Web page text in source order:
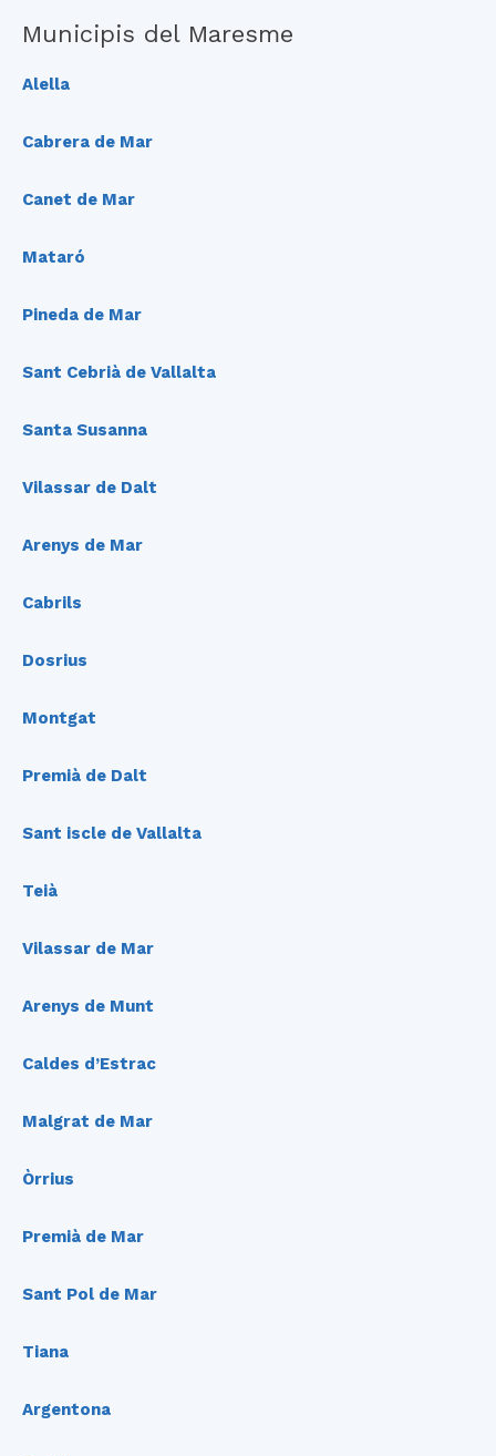
Municipis del Maresme
Alella
Cabrera de Mar
Canet de Mar
Mataró
Pineda de Mar
Sant Cebrià de Vallalta
Santa Susanna
Vilassar de Dalt
Arenys de Mar
Cabrils
Dosrius
Montgat
Premià de Dalt
Sant iscle de Vallalta
Teià
Vilassar de Mar
Arenys de Munt
Caldes d’Estrac
Malgrat de Mar
Òrrius
Premià de Mar
Sant Pol de Mar
Tiana
Argentona